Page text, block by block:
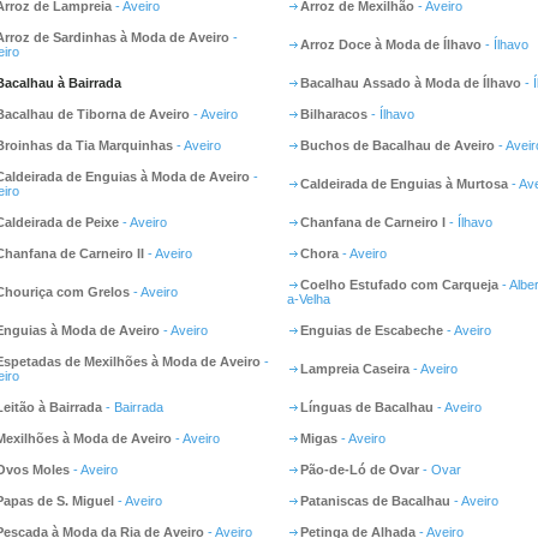
de Lampreia - Aveiro Arroz de Mexilhão - Aveiro
de Sardinhas à Moda de Aveiro -
Arroz Doce à Moda de Ílhavo - Ílhavo
à Bairrada Bacalhau Assado à Moda de Ílhavo -
de Tiborna de Aveiro - Aveiro Bilharacos - Ílhavo
da Tia Marquinhas - Aveiro Buchos de Bacalhau de Aveiro -
de Enguias à Moda de Aveiro -
Caldeirada de Enguias à Murtosa -
de Peixe - Aveiro Chanfana de Carneiro I - Ílhavo
de Carneiro II - Aveiro Chora - Aveiro
com Grelos - Aveiro Coelho Estufado com Carqueja -
a-Velha
à Moda de Aveiro - Aveiro Enguias de Escabeche - Aveiro
de Mexilhões à Moda de Aveiro -
Lampreia Caseira - Aveiro
à Bairrada - Bairrada Línguas de Bacalhau - Aveiro
à Moda de Aveiro - Aveiro Migas - Aveiro
Moles - Aveiro Pão-de-Ló de Ovar - Ovar
de S. Miguel - Aveiro Pataniscas de Bacalhau - Aveiro
à Moda da Ria de Aveiro - Aveiro Petinga de Alhada - Aveiro